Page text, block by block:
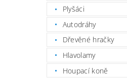
Plyšáci
Autodráhy
Dřevěné hračky
Hlavolamy
Houpací koně